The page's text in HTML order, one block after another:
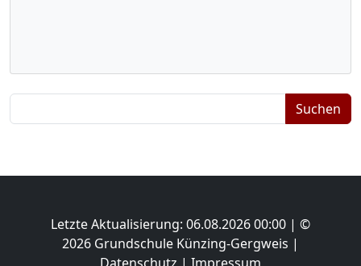
Suchen
Letzte Aktualisierung: 06.08.2026 00:00 | ©
2026 Grundschule Künzing-Gergweis |